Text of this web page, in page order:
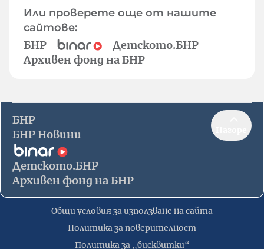
Или проверете още от нашите
сайтове:
БНР
Детското.БНР
Архивен фонд на БНР
БНР
БНР Новини
Детското.БНР
Архивен фонд на БНР
Общи условия за използване на сайта
Политика за поверителност
Политика за „бисквитки“